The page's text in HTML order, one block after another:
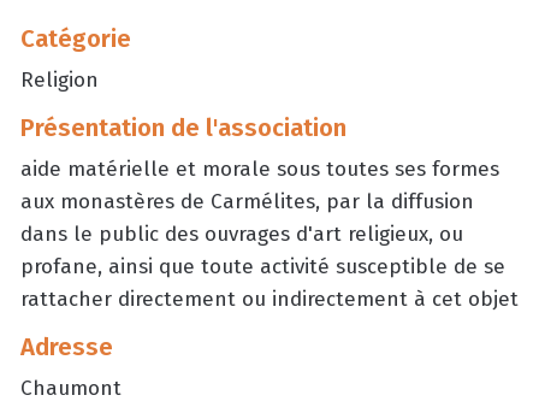
Catégorie
Religion
Présentation de l'association
aide matérielle et morale sous toutes ses formes
aux monastères de Carmélites, par la diffusion
dans le public des ouvrages d'art religieux, ou
profane, ainsi que toute activité susceptible de se
rattacher directement ou indirectement à cet objet
Adresse
Chaumont